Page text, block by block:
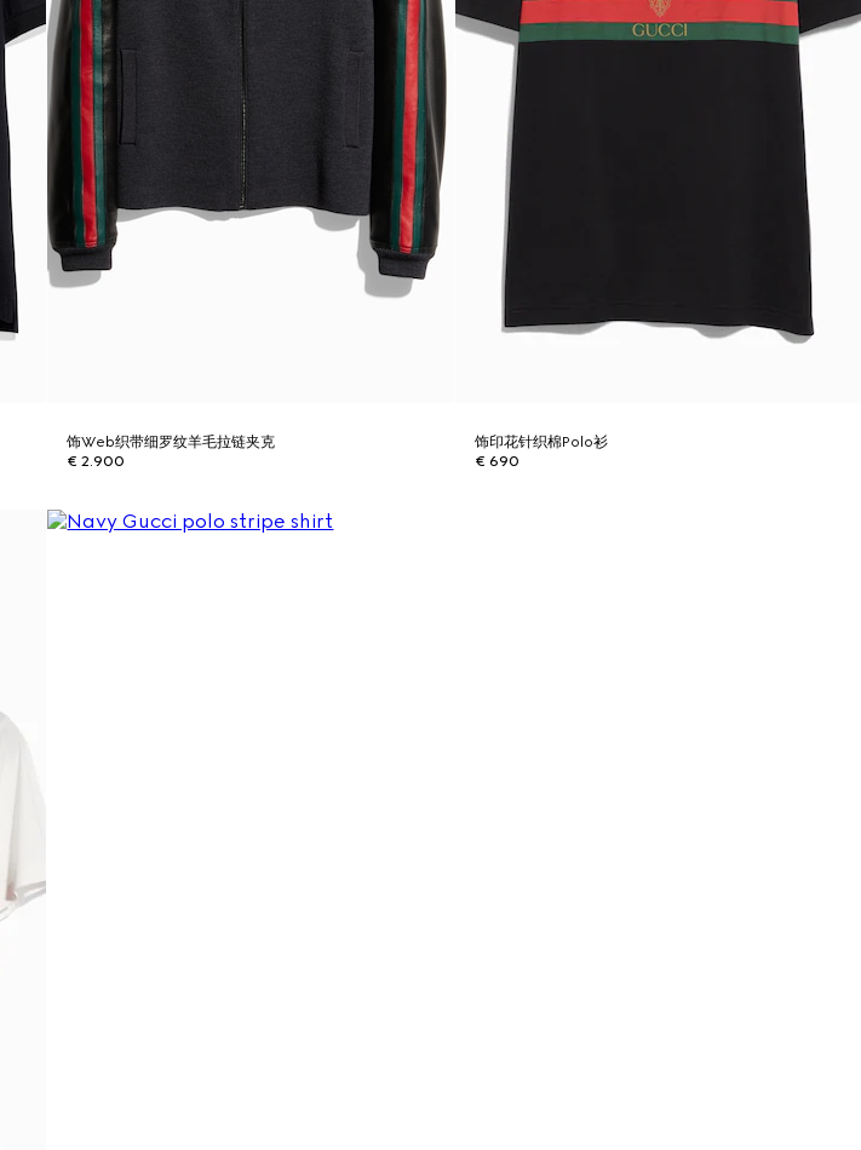
饰Web织带细罗纹羊毛拉链夹克
€ 2.900
饰印花针织棉Polo衫
€ 690